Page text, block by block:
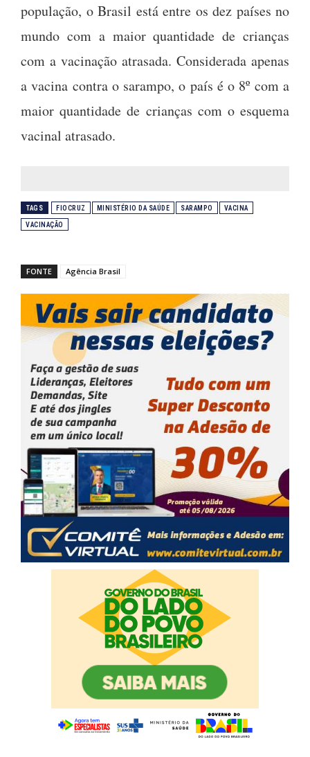
população, o Brasil está entre os dez países no
mundo com a maior quantidade de crianças
com a vacinação atrasada. Considerada apenas
a vacina contra o sarampo, o país é o 8º com a
maior quantidade de crianças com o esquema
vacinal atrasado.
TAGS FIOCRUZ MINISTÉRIO DA SAÚDE SARAMPO VACINA
VACINAÇÃO
FONTE Agência Brasil